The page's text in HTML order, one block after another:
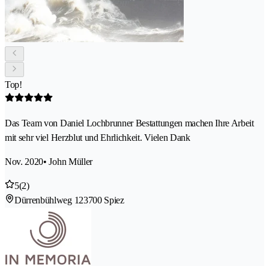
Top!
Das Team von Daniel Lochbrunner Bestattungen machen Ihre Arbeit
mit sehr viel Herzblut und Ehrlichkeit. Vielen Dank
Nov. 2020• John Müller
5(2)
Dürrenbühlweg 123700 Spiez